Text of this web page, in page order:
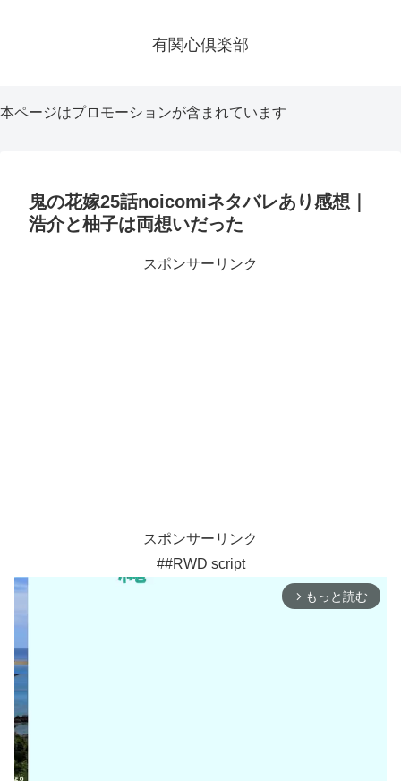
有関心倶楽部
本ページはプロモーションが含まれています
鬼の花嫁25話noicomiネタバレあり感想｜
浩介と柚子は両想いだった
スポンサーリンク
スポンサーリンク
##RWD script
arrow_forward_ios もっと読む